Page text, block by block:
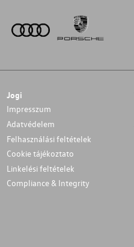
Jogi
Impresszum
Adatvédelem
Felhasználási feltételek
Cookie tájékoztato
Linkelési feltételek
Compliance & Integrity